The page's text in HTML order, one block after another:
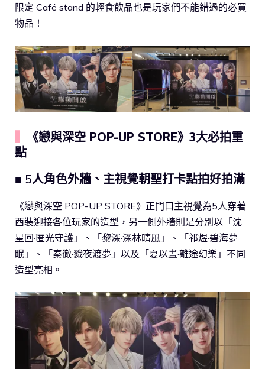
限定 Café stand 的輕食飲品也是玩家們不能錯過的必買
物品！
《戀與深空 POP-UP STORE》3大必拍重
點
■ 5人角色外牆、主視覺朝聖打卡點拍好拍滿
《戀與深空 POP-UP STORE》正門口主視覺為5人穿著
西裝迎接各位玩家的造型，另一側外牆則是分別以「沈
星回·匿光守護」、「黎深·深林晴風」、「祁煜·碧海夢
眠」、「秦徹·戮夜渡夢」以及「夏以晝·離途幻樂」不同
造型亮相。